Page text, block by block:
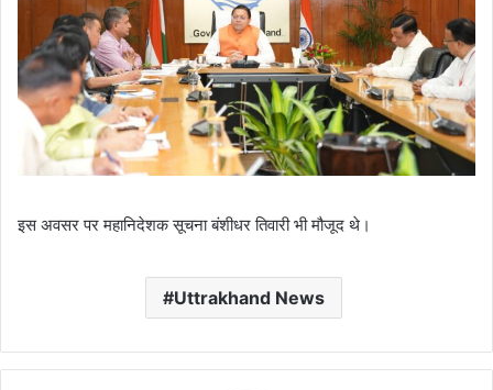
इस अवसर पर महानिदेशक सूचना बंशीधर तिवारी भी मौजूद थे।
Uttrakhand News